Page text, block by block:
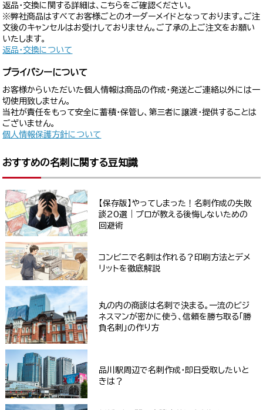
返品・交換に関する詳細は、こちらをご確認ください。
※弊社商品はすべてお客様ごとのオーダーメイドとなっております。ご注
文後のキャンセルはお受けしておりません。ご了承の上ご注文をお願い
いたします。
返品・交換について
プライバシーについて
お客様からいただいた個人情報は商品の作成・発送とご連絡以外には一
切使用致しません。
当社が責任をもって安全に蓄積・保管し、第三者に譲渡・提供することは
ございません。
個人情報保護方針について
おすすめの名刺に関する豆知識
【保存版】やってしまった！名刺作成の失敗
談20選｜プロが教える後悔しないための
回避術
コンビニで名刺は作れる？印刷方法とデメ
リットを徹底解説
丸の内の商談は名刺で決まる。一流のビジ
ネスマンが密かに使う、信頼を勝ち取る「勝
負名刺」の作り方
品川駅周辺で名刺作成・即日受取したいと
きは？